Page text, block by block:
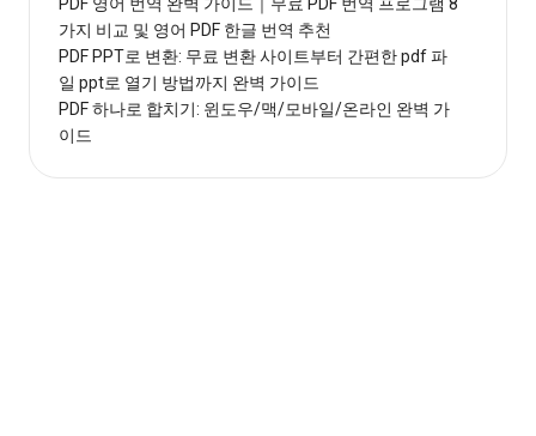
가지 비교 및 영어 PDF 한글 번역 추천
PDF PPT로 변환: 무료 변환 사이트부터 간편한 pdf 파
일 ppt로 열기 방법까지 완벽 가이드
PDF 하나로 합치기: 윈도우/맥/모바일/온라인 완벽 가
이드